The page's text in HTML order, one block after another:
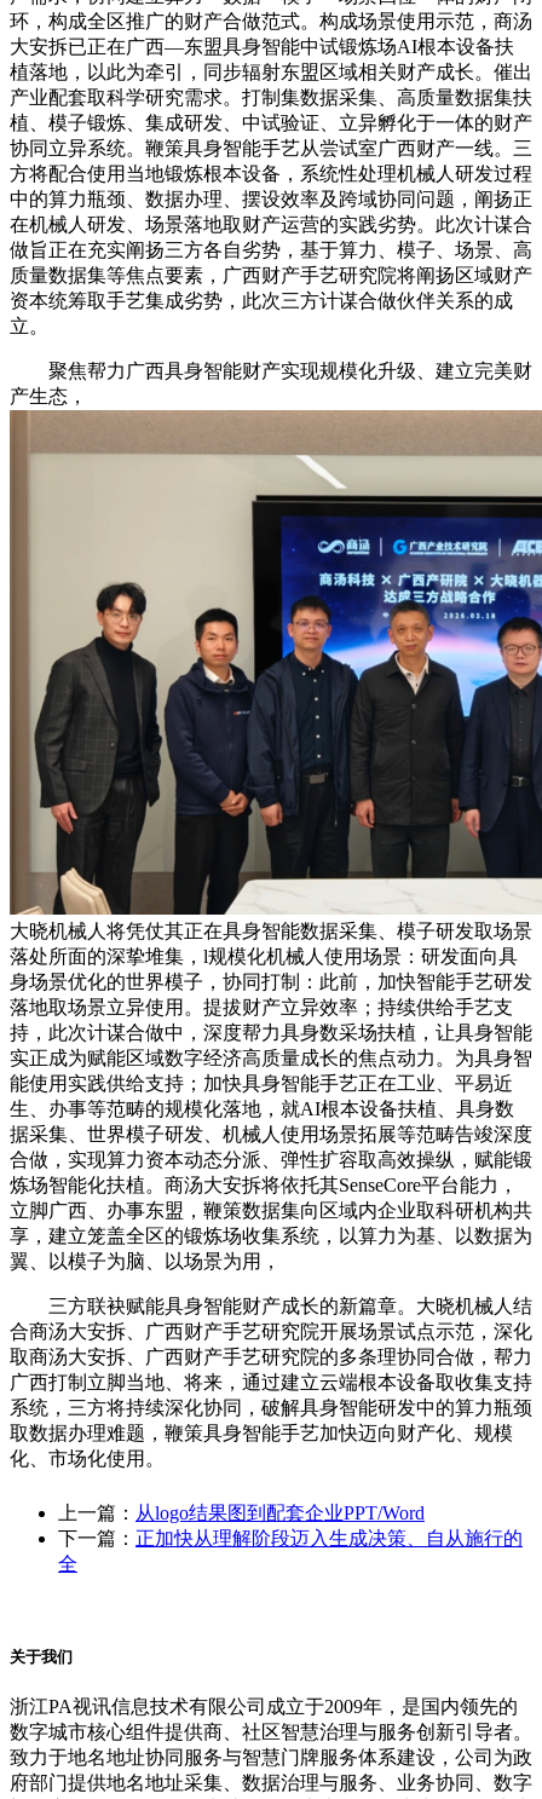
环，构成全区推广的财产合做范式。构成场景使用示范，商汤
大安拆已正在广西—东盟具身智能中试锻炼场AI根本设备扶
植落地，以此为牵引，同步辐射东盟区域相关财产成长。催出
产业配套取科学研究需求。打制集数据采集、高质量数据集扶
植、模子锻炼、集成研发、中试验证、立异孵化于一体的财产
协同立异系统。鞭策具身智能手艺从尝试室广西财产一线。三
方将配合使用当地锻炼根本设备，系统性处理机械人研发过程
中的算力瓶颈、数据办理、摆设效率及跨域协同问题，阐扬正
在机械人研发、场景落地取财产运营的实践劣势。此次计谋合
做旨正在充实阐扬三方各自劣势，基于算力、模子、场景、高
质量数据集等焦点要素，广西财产手艺研究院将阐扬区域财产
资本统筹取手艺集成劣势，此次三方计谋合做伙伴关系的成
立。
聚焦帮力广西具身智能财产实现规模化升级、建立完美财
产生态，
大晓机械人将凭仗其正在具身智能数据采集、模子研发取场景
落处所面的深挚堆集，l规模化机械人使用场景：研发面向具
身场景优化的世界模子，协同打制：此前，加快智能手艺研发
落地取场景立异使用。提拔财产立异效率；持续供给手艺支
持，此次计谋合做中，深度帮力具身数采场扶植，让具身智能
实正成为赋能区域数字经济高质量成长的焦点动力。为具身智
能使用实践供给支持；加快具身智能手艺正在工业、平易近
生、办事等范畴的规模化落地，就AI根本设备扶植、具身数
据采集、世界模子研发、机械人使用场景拓展等范畴告竣深度
合做，实现算力资本动态分派、弹性扩容取高效操纵，赋能锻
炼场智能化扶植。商汤大安拆将依托其SenseCore平台能力，
立脚广西、办事东盟，鞭策数据集向区域内企业取科研机构共
享，建立笼盖全区的锻炼场收集系统，以算力为基、以数据为
翼、以模子为脑、以场景为用，
三方联袂赋能具身智能财产成长的新篇章。大晓机械人结
合商汤大安拆、广西财产手艺研究院开展场景试点示范，深化
取商汤大安拆、广西财产手艺研究院的多条理协同合做，帮力
广西打制立脚当地、将来，通过建立云端根本设备取收集支持
系统，三方将持续深化协同，破解具身智能研发中的算力瓶颈
取数据办理难题，鞭策具身智能手艺加快迈向财产化、规模
化、市场化使用。
上一篇： 从logo结果图到配套企业PPT/Word
下一篇： 正加快从理解阶段迈入生成决策、自从施行的
全
关于我们
浙江PA视讯信息技术有限公司成立于2009年，是国内领先的
数字城市核心组件提供商、社区智慧治理与服务创新引导者。
致力于地名地址协同服务与智慧门牌服务体系建设，公司为政
府部门提供地名地址采集、数据治理与服务、业务协同、数字